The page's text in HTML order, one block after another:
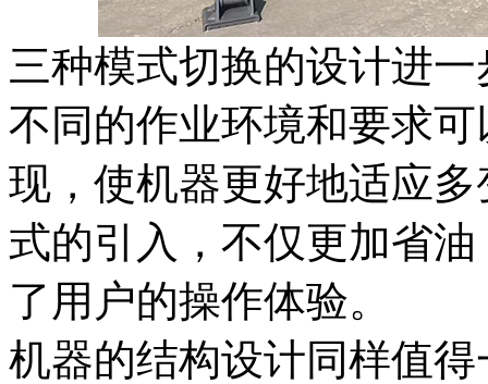
三种模式切换的设计进
不同的作业环境和要求
现，使机器更好地适应
式的引入，不仅更加省
了用户的操作体验。
机器的结构设计同样值